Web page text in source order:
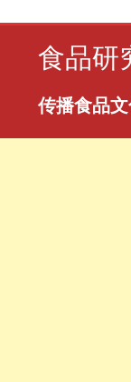
食品研
传播食品